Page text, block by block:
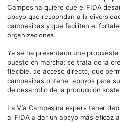
Campesina quiere que el FIDA
apoyo que respondan a la
campesinas y que faciliten el
organizaciones.
Ya se ha presentado una
puesto en marcha: se trata de la
flexible, de acceso directo, que
campesinas obtener apoyos para
de desarrollo de la producción
La Vía Campesina espera tener
al FIDA a dar un apoyo más eficaz